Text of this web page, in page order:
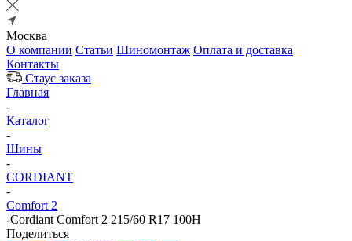
Москва
О компании Статьи Шиномонтаж Оплата и доставка
Контакты
Стаус заказа
Главная
-
Каталог
-
Шины
-
CORDIANT
-
Comfort 2
-Cordiant Comfort 2 215/60 R17 100H
Поделиться